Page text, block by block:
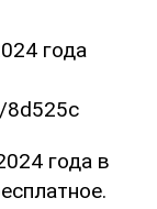
года
8d525c
года в